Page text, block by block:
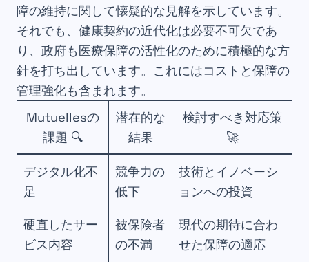
障の維持に関して懐疑的な見解を示しています。
それでも、健康契約の近代化は必要不可欠であ
り、政府も医療保障の活性化のために積極的な方
針を打ち出しています。これにはコストと保障の
管理強化も含まれます。
Mutuellesの
課題 🔍
潜在的な
結果
検討すべき対応策
🚀
デジタル化不
足
競争力の
低下
技術とイノベーシ
ョンへの投資
硬直したサー
ビス内容
被保険者
の不満
現代の期待に合わ
せた保障の適応